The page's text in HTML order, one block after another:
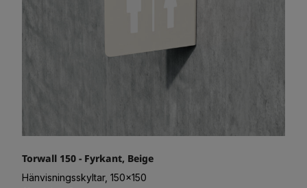
Torwall 150 - Fyrkant, Beige
Hänvisningsskyltar, 150x150